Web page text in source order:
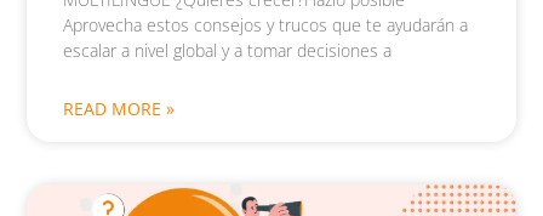
Aprovecha estos consejos y trucos que te ayudarán a
escalar a nivel global y a tomar decisiones a
READ MORE »